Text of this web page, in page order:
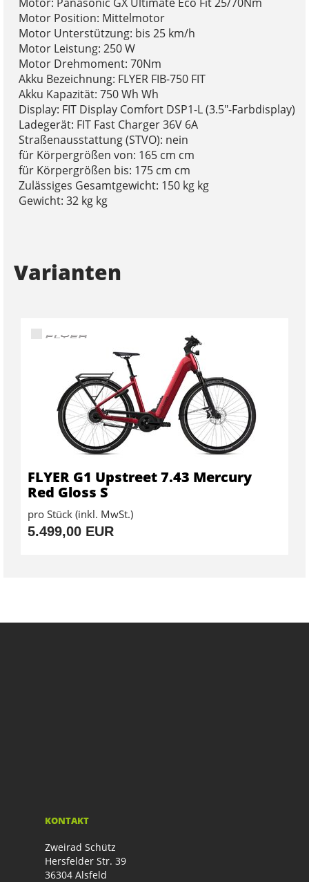
Motor Position: Mittelmotor
Motor Unterstützung: bis 25 km/h
Motor Leistung: 250 W
Motor Drehmoment: 70Nm
Akku Bezeichnung: FLYER FIB-750 FIT
Akku Kapazität: 750 Wh Wh
Display: FIT Display Comfort DSP1-L (3.5"-Farbdisplay)
Ladegerät: FIT Fast Charger 36V 6A
Straßenausstattung (STVO): nein
für Körpergrößen von: 165 cm cm
für Körpergrößen bis: 175 cm cm
Zulässiges Gesamtgewicht: 150 kg kg
Gewicht: 32 kg kg
Varianten
FLYER G1 Upstreet 7.43 Mercury
Red Gloss S
pro Stück (inkl. MwSt.)
5.499,00 EUR
KONTAKT
Zweirad Schütz
Hersfelder Str. 39
36304 Alsfeld